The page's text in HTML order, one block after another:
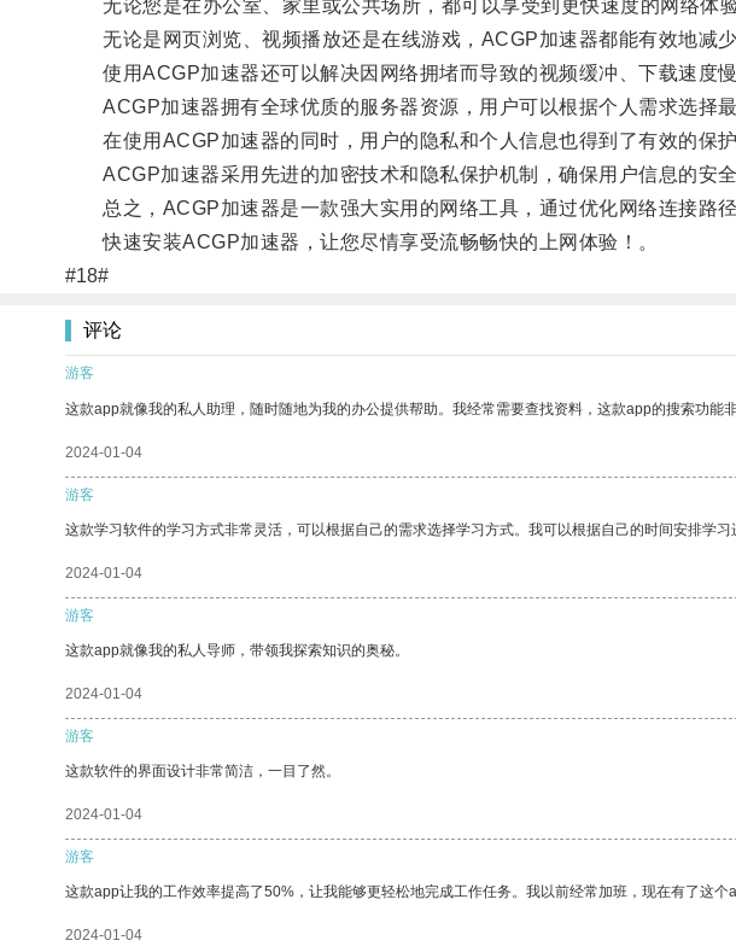
无论您是在办公室、家里或公共场所，都可以享受到更快速度的网络体验
无论是网页浏览、视频播放还是在线游戏，ACGP加速器都能有效地减少
使用ACGP加速器还可以解决因网络拥堵而导致的视频缓冲、下载速度慢
ACGP加速器拥有全球优质的服务器资源，用户可以根据个人需求选择最
在使用ACGP加速器的同时，用户的隐私和个人信息也得到了有效的保护
ACGP加速器采用先进的加密技术和隐私保护机制，确保用户信息的安全
总之，ACGP加速器是一款强大实用的网络工具，通过优化网络连接路
快速安装ACGP加速器，让您尽情享受流畅畅快的上网体验！。
#18#
评论
游客
这款app就像我的私人助理，随时随地为我的办公提供帮助。我经常需要查找资料，这款app的搜索功能
2024-01-04
游客
这款学习软件的学习方式非常灵活，可以根据自己的需求选择学习方式。我可以根据自己的时间安排学习
2024-01-04
游客
这款app就像我的私人导师，带领我探索知识的奥秘。
2024-01-04
游客
这款软件的界面设计非常简洁，一目了然。
2024-01-04
游客
这款app让我的工作效率提高了50%，让我能够更轻松地完成工作任务。我以前经常加班，现在有了这个
2024-01-04